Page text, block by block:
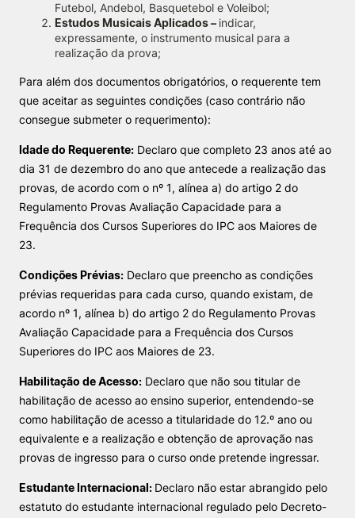
Futebol, Andebol, Basquetebol e Voleibol;
Estudos Musicais Aplicados – indicar,
expressamente, o instrumento musical para a
realização da prova;
Para além dos documentos obrigatórios, o requerente tem
que aceitar as seguintes condições (caso contrário não
consegue submeter o requerimento):
Idade do Requerente: Declaro que completo 23 anos até ao
dia 31 de dezembro do ano que antecede a realização das
provas, de acordo com o nº 1, alínea a) do artigo 2 do
Regulamento Provas Avaliação Capacidade para a
Frequência dos Cursos Superiores do IPC aos Maiores de
23.
Condições Prévias: Declaro que preencho as condições
prévias requeridas para cada curso, quando existam, de
acordo nº 1, alínea b) do artigo 2 do Regulamento Provas
Avaliação Capacidade para a Frequência dos Cursos
Superiores do IPC aos Maiores de 23.
Habilitação de Acesso: Declaro que não sou titular de
habilitação de acesso ao ensino superior, entendendo-se
como habilitação de acesso a titularidade do 12.º ano ou
equivalente e a realização e obtenção de aprovação nas
provas de ingresso para o curso onde pretende ingressar.
Estudante Internacional: Declaro não estar abrangido pelo
estatuto do estudante internacional regulado pelo Decreto-